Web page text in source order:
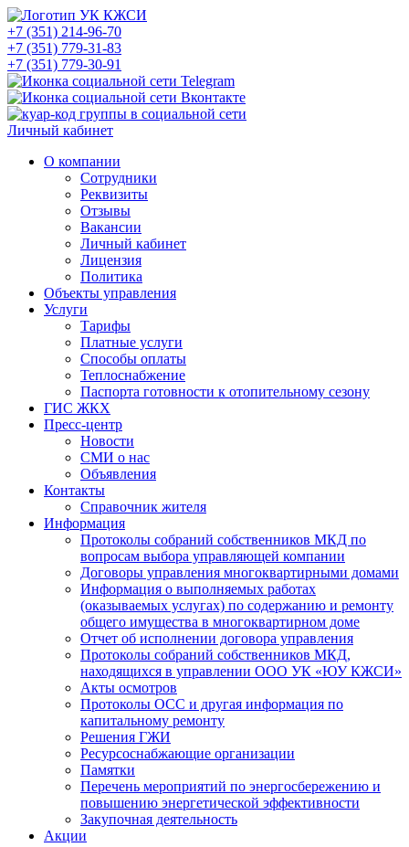
+7 (351) 214-96-70
+7 (351) 779-31-83
+7 (351) 779-30-91
Личный кабинет
О компании
Сотрудники
Реквизиты
Отзывы
Вакансии
Личный кабинет
Лицензия
Политика
Объекты управления
Услуги
Тарифы
Платные услуги
Способы оплаты
Теплоснабжение
Паспорта готовности к отопительному сезону
ГИС ЖКХ
Пресс-центр
Новости
СМИ о нас
Объявления
Контакты
Справочник жителя
Информация
Протоколы собраний собственников МКД по
вопросам выбора управляющей компании
Договоры управления многоквартирными домами
Информация о выполняемых работах
(оказываемых услугах) по содержанию и ремонту
общего имущества в многоквартирном доме
Отчет об исполнении договора управления
Протоколы собраний собственников МКД,
находящихся в управлении ООО УК «ЮУ КЖСИ»
Акты осмотров
Протоколы ОСС и другая информация по
капитальному ремонту
Решения ГЖИ
Ресурсоснабжающие организации
Памятки
Перечень мероприятий по энергосбережению и
повышению энергетической эффективности
Закупочная деятельность
Акции